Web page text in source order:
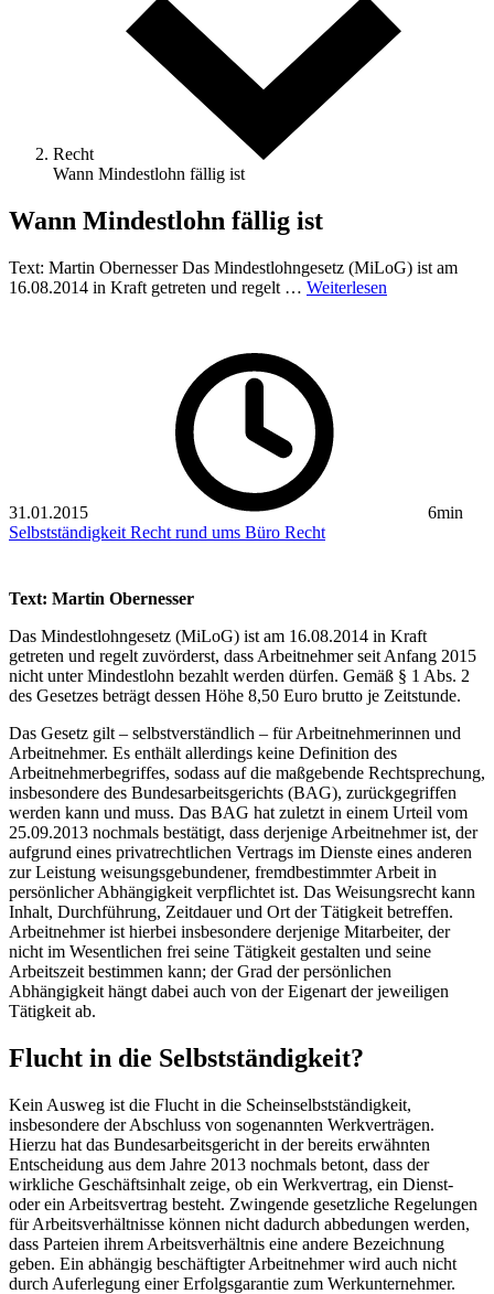
Recht
Wann Mindestlohn fällig ist
Wann Mindestlohn fällig ist
Text: Martin Obernesser Das Mindestlohngesetz (MiLoG) ist am
16.08.2014 in Kraft getreten und regelt … Weiterlesen
31.01.2015
6min
Selbstständigkeit Recht rund ums Büro Recht
Text: Martin Obernesser
Das Mindestlohngesetz (MiLoG) ist am 16.08.2014 in Kraft
getreten und regelt zuvörderst, dass Arbeitnehmer seit Anfang 2015
nicht unter Mindestlohn bezahlt werden dürfen. Gemäß § 1 Abs. 2
des Gesetzes beträgt dessen Höhe 8,50 Euro brutto je Zeitstunde.
Das Gesetz gilt – selbstverständlich – für Arbeitnehmerinnen und
Arbeitnehmer. Es enthält allerdings keine Definition des
Arbeitnehmerbegriffes, sodass auf die maßgebende Rechtsprechung,
insbesondere des Bundesarbeitsgerichts (BAG), zurückgegriffen
werden kann und muss. Das BAG hat zuletzt in einem Urteil vom
25.09.2013 nochmals bestätigt, dass derjenige Arbeitnehmer ist, der
aufgrund eines privatrechtlichen Vertrags im Dienste eines anderen
zur Leistung weisungsgebundener, fremdbestimmter Arbeit in
persönlicher Abhängigkeit verpflichtet ist. Das Weisungsrecht kann
Inhalt, Durchführung, Zeitdauer und Ort der Tätigkeit betreffen.
Arbeitnehmer ist hierbei insbesondere derjenige Mitarbeiter, der
nicht im Wesentlichen frei seine Tätigkeit gestalten und seine
Arbeitszeit bestimmen kann; der Grad der persönlichen
Abhängigkeit hängt dabei auch von der Eigenart der jeweiligen
Tätigkeit ab.
Flucht in die Selbstständigkeit?
Kein Ausweg ist die Flucht in die Scheinselbstständigkeit,
insbesondere der Abschluss von sogenannten Werkverträgen.
Hierzu hat das Bundesarbeitsgericht in der bereits erwähnten
Entscheidung aus dem Jahre 2013 nochmals betont, dass der
wirkliche Geschäftsinhalt zeige, ob ein Werkvertrag, ein Dienst-
oder ein Arbeitsvertrag besteht. Zwingende gesetzliche Regelungen
für Arbeitsverhältnisse können nicht dadurch abbedungen werden,
dass Parteien ihrem Arbeitsverhältnis eine andere Bezeichnung
geben. Ein abhängig beschäftigter Arbeitnehmer wird auch nicht
durch Auferlegung einer Erfolgsgarantie zum Werkunternehmer.